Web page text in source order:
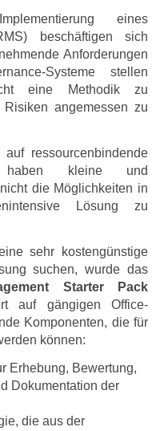
beschäftigen sich
Anforderungen
Systeme stellen
eine Methodik zu
angemessen zu
ressourcenbindende
haben kleine und
die Möglichkeiten in
Lösung zu
sehr kostengünstige
suchen, wurde das
Starter Pack
auf gängigen Office-
Komponenten, die für
können:
Erhebung, Bewertung,
Dokumentation der
die aus der